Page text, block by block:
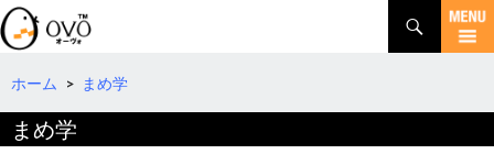
検
索
コ
テ
へ
ホーム > まめ学
まめ学